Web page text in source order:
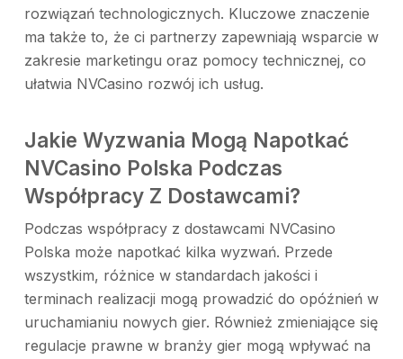
rozwiązań technologicznych. Kluczowe znaczenie
ma także to, że ci partnerzy zapewniają wsparcie w
zakresie marketingu oraz pomocy technicznej, co
ułatwia NVCasino rozwój ich usług.
Jakie Wyzwania Mogą Napotkać
NVCasino Polska Podczas
Współpracy Z Dostawcami?
Podczas współpracy z dostawcami NVCasino
Polska może napotkać kilka wyzwań. Przede
wszystkim, różnice w standardach jakości i
terminach realizacji mogą prowadzić do opóźnień w
uruchamianiu nowych gier. Również zmieniające się
regulacje prawne w branży gier mogą wpływać na